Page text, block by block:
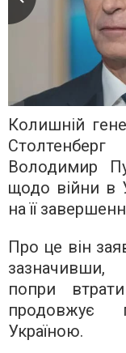
Колишній
Володимир
щодо війни в
на її
Про це він
зазначивши,
попри
продовжує
Україною.